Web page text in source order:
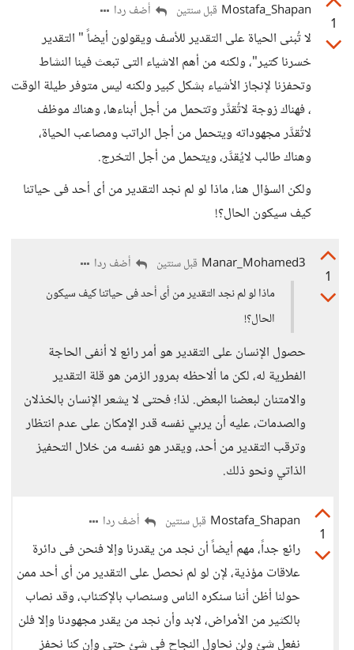
1
Mostafa_Shapan قبل سنتين أضف ردا
لا تُبنى الحياة على التقدير للأسف ويقولون أيضاً " التقدير
خسرنا كتير"، ولكنه من أهم الاشياء التى تبعث فينا النشاط
وتحفزنا لإنجاز الأشياء بشكل كبير ولكنه ليس متوفر طيلة الوقت
، فهناك زوجة لاتُقدَّر وتتحمل من أجل أبناءها، وهناك موظف
لاتُقدَّر مجهوداته ويتحمل من أجل الراتب ومصاعب الحياة،
وهناك طالب لايُقدَّر، ويتحمل من أجل التخرج.
ولكن السؤال هنا، ماذا لو لم نجد التقدير من أى أحد فى حياتنا
كيف سيكون الحال؟!
1
Manar_Mohamed3 قبل سنتين
أضف ردا
ماذا لو لم نجد التقدير من أى أحد فى حياتنا كيف سيكون
الحال؟!
حصول الإنسان على التقدير هو أمر رائع لا أنفى الحاجة
الفطرية له، لكن ما ألاحظه بمرور الزمن هو قلة التقدير
والامتنان لبعضنا البعض. لذا؛ فحتى لا يشعر الإنسان بالخذلان
والصدمات، عليه أن يربي نفسه قدر الإمكان على عدم انتظار
وترقب التقدير من أحد، ويقدر هو نفسه من خلال التحفيز
الذاتي ونحو ذلك.
1
Mostafa_Shapan قبل سنتين أضف ردا
رائع جداً، مهم أيضاً أن نجد من يقدرنا وإلا فنحن فى دائرة
علاقات مؤذية، لإن لو لم نحصل على التقدير من أى أحد ممن
حولنا أظن أننا سنكره الناس وسنصاب بالإكتئاب، وقد نصاب
بالكثير من الأمراض، لابد وأن نجد من يقدر مجهودنا وإلا فلن
نفعل شئ ولن نحاول النجاح فى شئ حتى وإن كنا نحفز